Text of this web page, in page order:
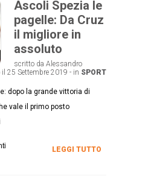
Ascoli Spezia le
pagelle: Da Cruz
il migliore in
assoluto
scritto da Alessandro
25 Settembre 2019 - in SPORT
dopo la grande vittoria di
vale il primo posto
LEGGI TUTTO